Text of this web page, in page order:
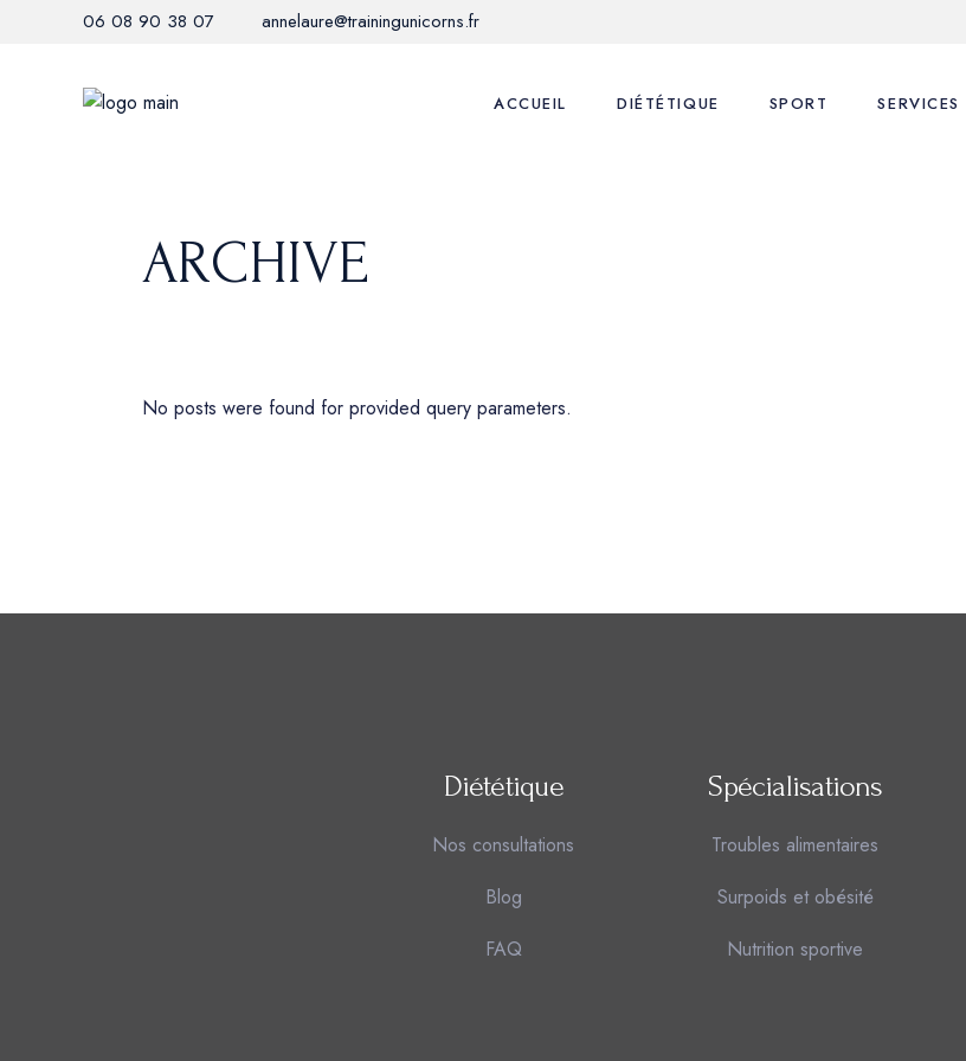
06 08 90 38 07 annelaure@trainingunicorns.fr
ACCUEIL DIÉTÉTIQUE SPORT SERVICES
ARCHIVE
No posts were found for provided query parameters.
Diététique
Nos consultations
Blog
FAQ
Spécialisations
Troubles alimentaires
Surpoids et obésité
Nutrition sportive